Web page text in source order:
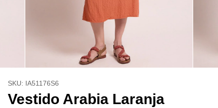
SKU: IA51176S6
Vestido Arabia Laranja